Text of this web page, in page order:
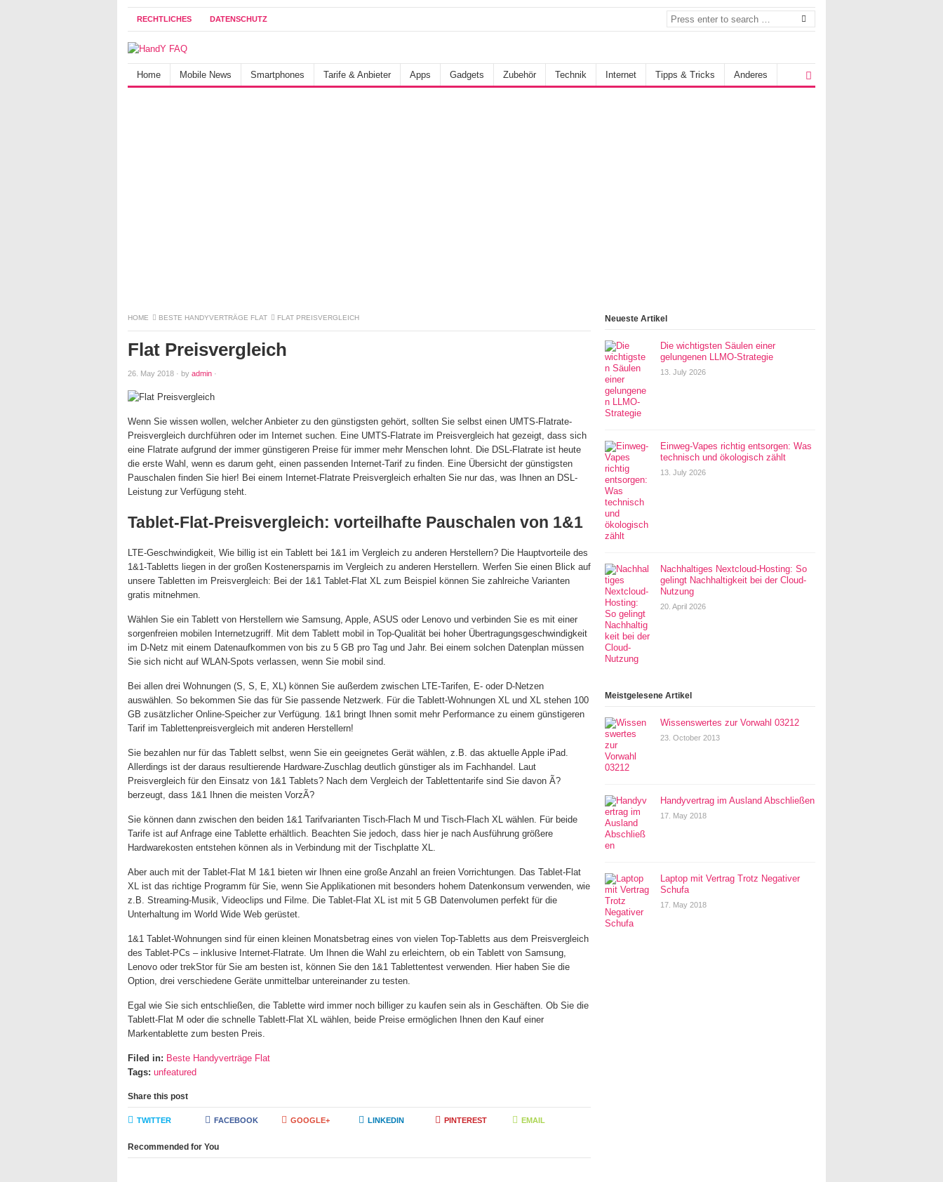
RECHTLICHES DATENSCHUTZ
Home Mobile News Smartphones Tarife & Anbieter Apps Gadgets Zubehör Technik Internet Tipps & Tricks Anderes
HOME BESTE HANDYVERTRÄGE FLAT FLAT PREISVERGLEICH
Flat Preisvergleich
26. May 2018 · by admin ·
Wenn Sie wissen wollen, welcher Anbieter zu den günstigsten gehört, sollten Sie selbst einen UMTS-Flatrate-
Preisvergleich durchführen oder im Internet suchen. Eine UMTS-Flatrate im Preisvergleich hat gezeigt, dass sich
eine Flatrate aufgrund der immer günstigeren Preise für immer mehr Menschen lohnt. Die DSL-Flatrate ist heute
die erste Wahl, wenn es darum geht, einen passenden Internet-Tarif zu finden. Eine Übersicht der günstigsten
Pauschalen finden Sie hier! Bei einem Internet-Flatrate Preisvergleich erhalten Sie nur das, was Ihnen an DSL-
Leistung zur Verfügung steht.
Tablet-Flat-Preisvergleich: vorteilhafte Pauschalen von 1&1
LTE-Geschwindigkeit, Wie billig ist ein Tablett bei 1&1 im Vergleich zu anderen Herstellern? Die Hauptvorteile des
1&1-Tabletts liegen in der großen Kostenersparnis im Vergleich zu anderen Herstellern. Werfen Sie einen Blick auf
unsere Tabletten im Preisvergleich: Bei der 1&1 Tablet-Flat XL zum Beispiel können Sie zahlreiche Varianten
gratis mitnehmen.
Wählen Sie ein Tablett von Herstellern wie Samsung, Apple, ASUS oder Lenovo und verbinden Sie es mit einer
sorgenfreien mobilen Internetzugriff. Mit dem Tablett mobil in Top-Qualität bei hoher Übertragungsgeschwindigkeit
im D-Netz mit einem Datenaufkommen von bis zu 5 GB pro Tag und Jahr. Bei einem solchen Datenplan müssen
Sie sich nicht auf WLAN-Spots verlassen, wenn Sie mobil sind.
Bei allen drei Wohnungen (S, S, E, XL) können Sie außerdem zwischen LTE-Tarifen, E- oder D-Netzen
auswählen. So bekommen Sie das für Sie passende Netzwerk. Für die Tablett-Wohnungen XL und XL stehen 100
GB zusätzlicher Online-Speicher zur Verfügung. 1&1 bringt Ihnen somit mehr Performance zu einem günstigeren
Tarif im Tablettenpreisvergleich mit anderen Herstellern!
Sie bezahlen nur für das Tablett selbst, wenn Sie ein geeignetes Gerät wählen, z.B. das aktuelle Apple iPad.
Allerdings ist der daraus resultierende Hardware-Zuschlag deutlich günstiger als im Fachhandel. Laut
Preisvergleich für den Einsatz von 1&1 Tablets? Nach dem Vergleich der Tablettentarife sind Sie davon Ã?
berzeugt, dass 1&1 Ihnen die meisten VorzÃ?
Sie können dann zwischen den beiden 1&1 Tarifvarianten Tisch-Flach M und Tisch-Flach XL wählen. Für beide
Tarife ist auf Anfrage eine Tablette erhältlich. Beachten Sie jedoch, dass hier je nach Ausführung größere
Hardwarekosten entstehen können als in Verbindung mit der Tischplatte XL.
Aber auch mit der Tablet-Flat M 1&1 bieten wir Ihnen eine große Anzahl an freien Vorrichtungen. Das Tablet-Flat
XL ist das richtige Programm für Sie, wenn Sie Applikationen mit besonders hohem Datenkonsum verwenden, wie
z.B. Streaming-Musik, Videoclips und Filme. Die Tablet-Flat XL ist mit 5 GB Datenvolumen perfekt für die
Unterhaltung im World Wide Web gerüstet.
1&1 Tablet-Wohnungen sind für einen kleinen Monatsbetrag eines von vielen Top-Tabletts aus dem Preisvergleich
des Tablet-PCs – inklusive Internet-Flatrate. Um Ihnen die Wahl zu erleichtern, ob ein Tablett von Samsung,
Lenovo oder trekStor für Sie am besten ist, können Sie den 1&1 Tablettentest verwenden. Hier haben Sie die
Option, drei verschiedene Geräte unmittelbar untereinander zu testen.
Egal wie Sie sich entschließen, die Tablette wird immer noch billiger zu kaufen sein als in Geschäften. Ob Sie die
Tablett-Flat M oder die schnelle Tablett-Flat XL wählen, beide Preise ermöglichen Ihnen den Kauf einer
Markentablette zum besten Preis.
Filed in: Beste Handyverträge Flat
Tags: unfeatured
Share this post
TWITTER FACEBOOK GOOGLE+ LINKEDIN PINTEREST EMAIL
Recommended for You
Neueste Artikel
Die wichtigsten Säulen einer
gelungenen LLMO-Strategie
13. July 2026
Einweg-Vapes richtig entsorgen: Was
technisch und ökologisch zählt
13. July 2026
Nachhaltiges Nextcloud-Hosting: So
gelingt Nachhaltigkeit bei der Cloud-
Nutzung
20. April 2026
Meistgelesene Artikel
Wissenswertes zur Vorwahl 03212
23. October 2013
Handyvertrag im Ausland Abschließen
17. May 2018
Laptop mit Vertrag Trotz Negativer
Schufa
17. May 2018